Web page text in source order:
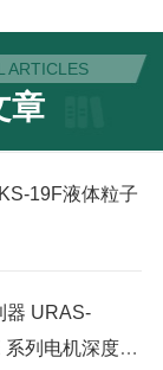
ARTICLES
章
19F液体粒子
器 URAS-
列电机深度解